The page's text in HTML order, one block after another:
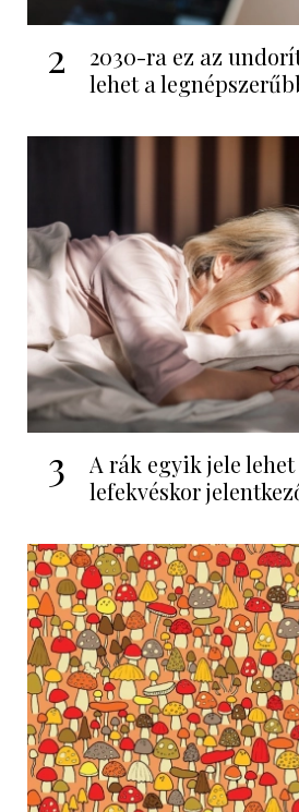
2
2030-ra ez az
lehet a
3
A rák egyik jele lehet
lefekvéskor